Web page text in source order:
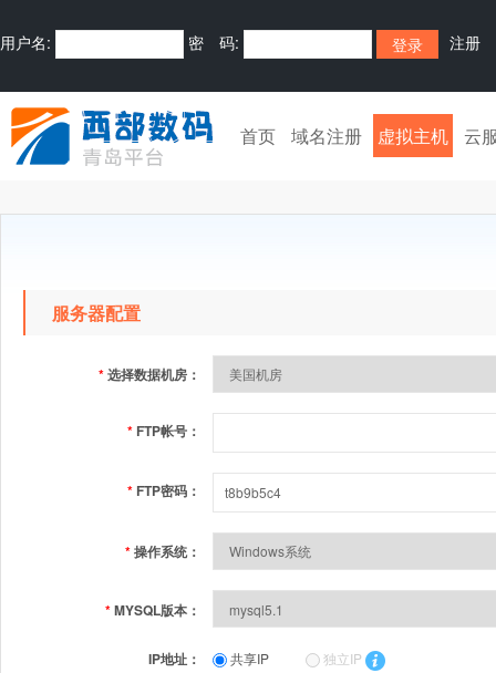
用户名: 密 码: 注册
首页 域名注册 虚拟主机 云
服务器配置
*选择数据机房：
* FTP帐号：
* FTP密码：
*操作系统：
*MYSQL版本：
IP地址： 共享IP 独立IP